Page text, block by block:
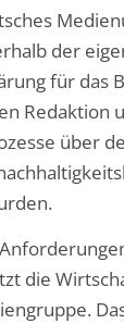
der
für das
Redaktion
über
die